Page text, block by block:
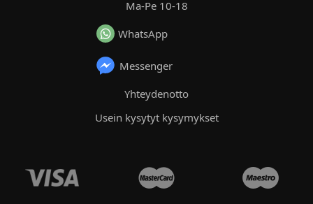
Ma-Pe 10-18
WhatsApp
Messenger
Yhteydenotto
Usein kysytyt kysymykset